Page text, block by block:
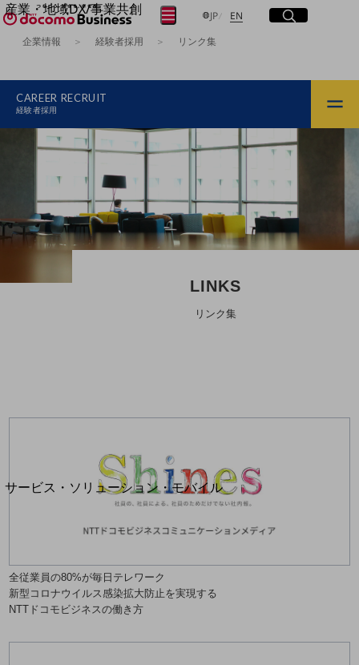
産業・地域DX/事業共創
OPEN HUB for Plural Futures
OPEN HUB for Plural Futuresとは
イベント/ウェビナー
記事コンテンツ
プレイヤー(カタリスト/パートナー企業)
産業・地域DXプラットフォーマーとして
企業と地域が持続成長する社会を目指します
Smart City
Smart Education
Smart Healthcare
サービス・ソリューション・モバイル
サービス・ソリューションTOP
DXに関する課題を解決する
カテゴリーで探す
カテゴリーで探すTOP
ネットワーク・モバイル
クラウド・データセンター
JP日本語
EN Englishサイト内検索
開く
メニュー
開く
取り組みを検索
検索する
企業情報 経験者採用 リンク集
CAREER RECRUIT
経験者採用
LINKS
リンク集
全従業員の80%が毎日テレワーク
新型コロナウイルス感染拡大防止を実現する
NTTドコモビジネスの働き方